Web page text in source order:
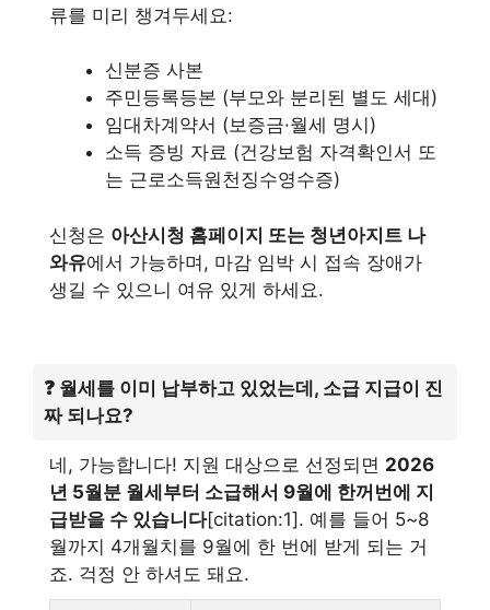
류를 미리 챙겨두세요:
신분증 사본
주민등록등본 (부모와 분리된 별도 세대)
임대차계약서 (보증금·월세 명시)
소득 증빙 자료 (건강보험 자격확인서 또
는 근로소득원천징수영수증)
신청은 아산시청 홈페이지 또는 청년아지트 나
와유에서 가능하며, 마감 임박 시 접속 장애가
생길 수 있으니 여유 있게 하세요.
❓ 월세를 이미 납부하고 있었는데, 소급 지급이 진
짜 되나요?
네, 가능합니다! 지원 대상으로 선정되면 2026
년 5월분 월세부터 소급해서 9월에 한꺼번에 지
급받을 수 있습니다[citation:1]. 예를 들어 5~8
월까지 4개월치를 9월에 한 번에 받게 되는 거
죠. 걱정 안 하셔도 돼요.